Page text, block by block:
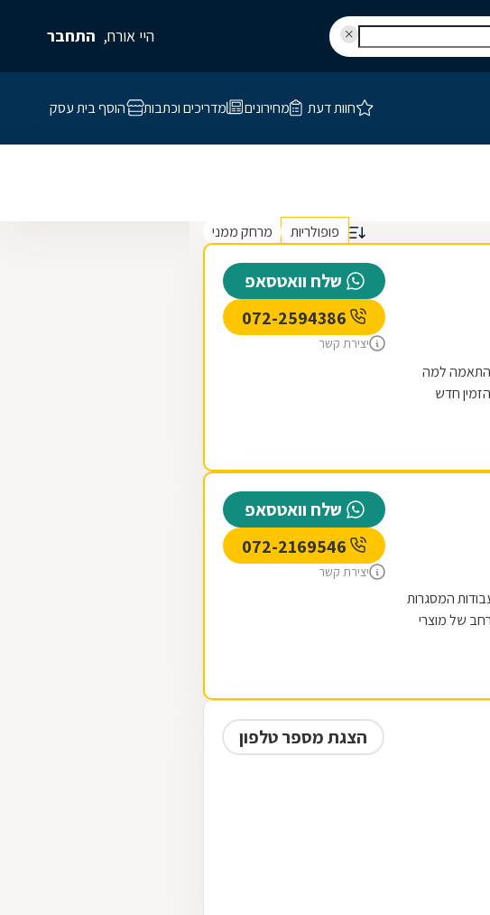
היי אורח, התחבר
חוות דעת מחירונים מדריכים וכתבות הוסף בית עסק
פופולריות מרחק ממני
עם התאמה למה
חדש
שלח וואטסאפ
יצירת קשר
המסגרות
של מוצרי
שלח וואטסאפ
יצירת קשר
הצגת מספר טלפון